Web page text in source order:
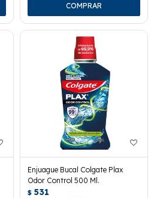
Enjuague Bucal Colgate Plax
Odor Control 500 Ml.
$ 531